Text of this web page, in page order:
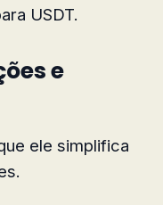
USDT.
e
ele simplifica